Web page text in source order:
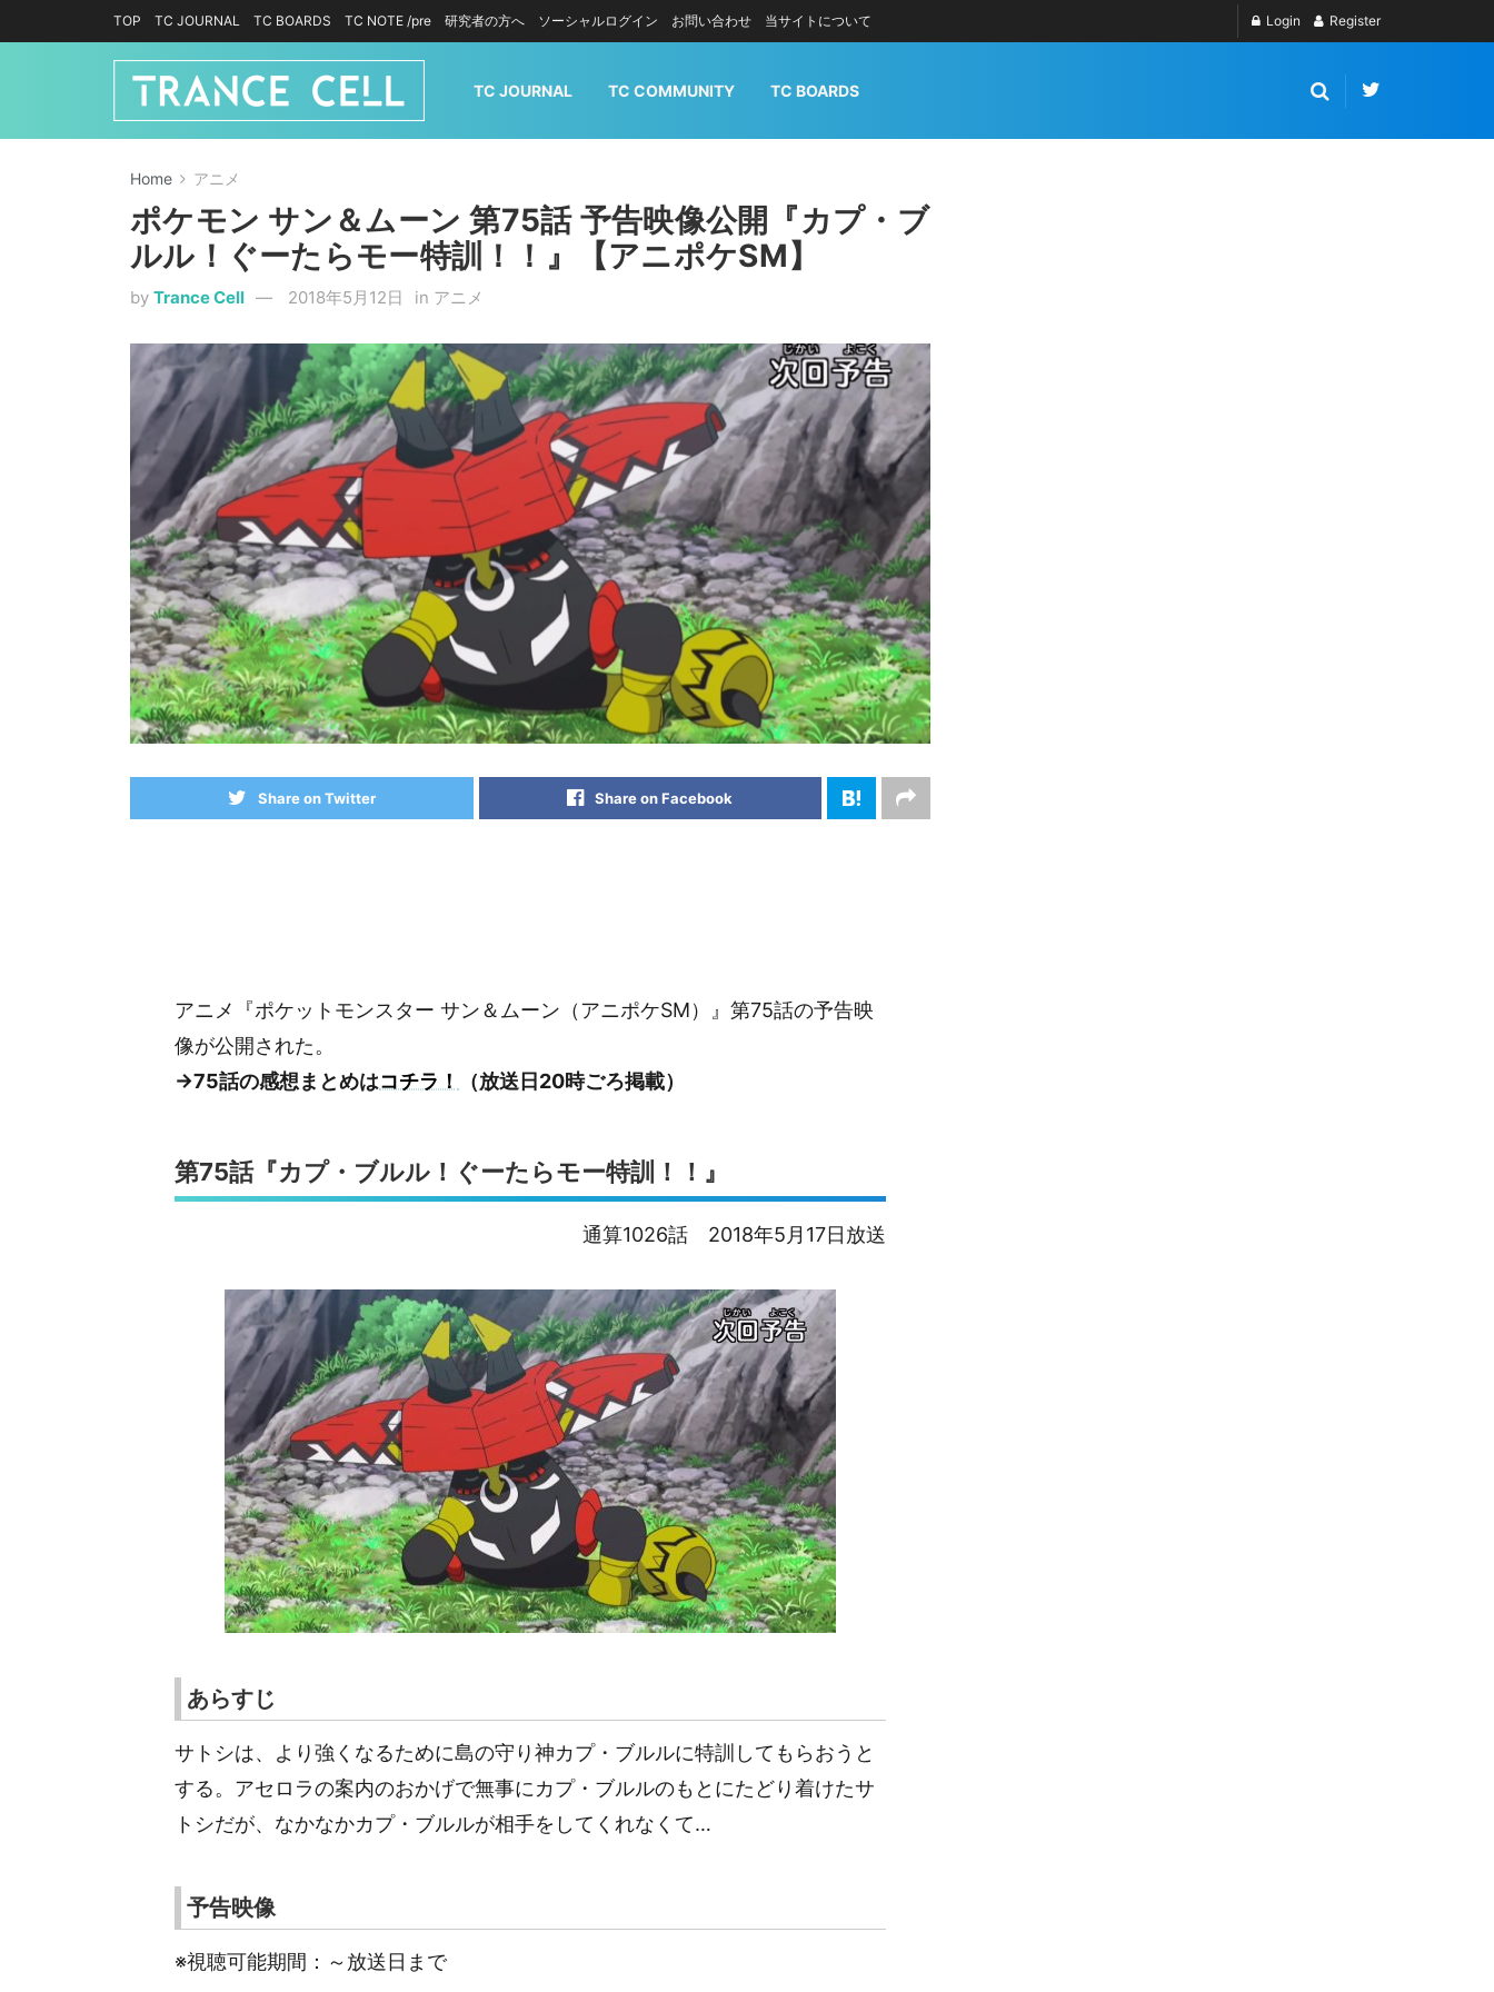
TOP TC JOURNAL TC BOARDS TC NOTE /pre 研究者の方へ ソーシャルログイン お問い合わせ 当サイトについて Login Register
TC JOURNAL TC COMMUNITY TC BOARDS
Home アニメ
ポケモン サン＆ムーン 第75話 予告映像公開『カプ・ブ
ルル！ぐーたらモー特訓！！』【アニポケSM】
by Trance Cell 2018年5月12日 in アニメ
Share on Twitter Share on Facebook
アニメ『ポケットモンスター サン＆ムーン（アニポケSM）』第75話の予告映
像が公開された。
→75話の感想まとめはコチラ！ （放送日20時ごろ掲載）
第75話『カプ・ブルル！ぐーたらモー特訓！！』
通算1026話 2018年5月17日放送
あらすじ
サトシは、より強くなるために島の守り神カプ・ブルルに特訓してもらおうと
する。アセロラの案内のおかげで無事にカプ・ブルルのもとにたどり着けたサ
トシだが、なかなかカプ・ブルルが相手をしてくれなくて…
予告映像
※視聴可能期間：～放送日まで